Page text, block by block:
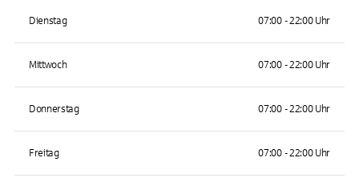
Dienstag 07:00 - 22:00 Uhr
Mittwoch 07:00 - 22:00 Uhr
Donnerstag 07:00 - 22:00 Uhr
Freitag 07:00 - 22:00 Uhr